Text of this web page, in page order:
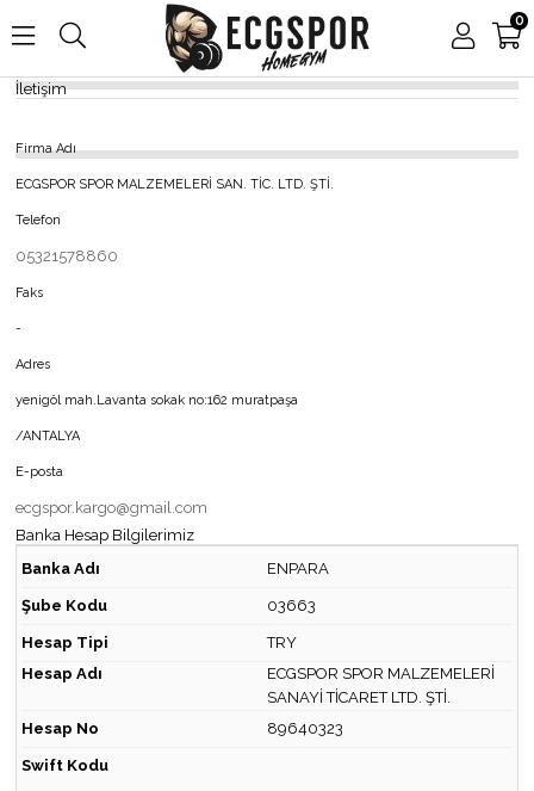
0
İletişim
Firma Adı
ECGSPOR SPOR MALZEMELERİ SAN. TİC. LTD. ŞTİ.
Telefon
05321578860
Faks
-
Adres
yenigöl mah.Lavanta sokak no:162 muratpaşa
/ANTALYA
E-posta
ecgspor.kargo@gmail.com
Banka Hesap Bilgilerimiz
Banka Adı
ENPARA
Şube Kodu 03663
Hesap Tipi
TRY
Hesap Adı
ECGSPOR SPOR MALZEMELERİ
SANAYİ TİCARET LTD. ŞTİ.
Hesap No
89640323
Swift Kodu